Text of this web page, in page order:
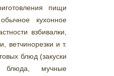
пищи
кухонное
взбивалки,
ветчинорезки и т.
блюд (закуски
блюда, мучные